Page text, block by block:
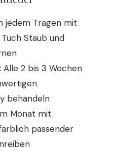
jedem Tragen mit
Staub und
Alle 2 bis 3 Wochen
behandeln
Monat mit
passender